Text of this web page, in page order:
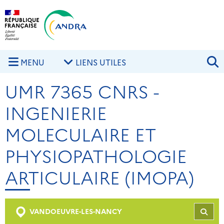
Aller au contenu principal
MENU LIENS UTILES
UMR 7365 CNRS -
INGENIERIE
MOLECULAIRE ET
PHYSIOPATHOLOGIE
ARTICULAIRE (IMOPA)
VANDOEUVRE-LES-NANCY